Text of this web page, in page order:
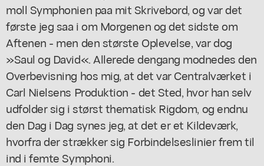
moll Symphonien paa mit Skrivebord, og var det
første jeg saa i om Morgenen og det sidste om
Aftenen - men den største Oplevelse, var dog
»Saul og David«. Allerede dengang modnedes den
Overbevisning hos mig, at det var Centralværket i
Carl Nielsens Produktion - det Sted, hvor han selv
udfolder sig i størst thematisk Rigdom, og endnu
den Dag i Dag synes jeg, at det er et Kildeværk,
hvorfra der strækker sig Forbindelseslinier frem til
ind i femte Symphoni.